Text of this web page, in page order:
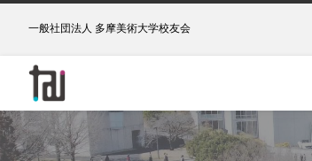
一般社団法人 多摩美術大学校友会